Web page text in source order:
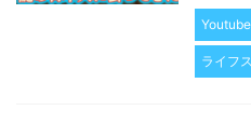
Youtube
ライフ